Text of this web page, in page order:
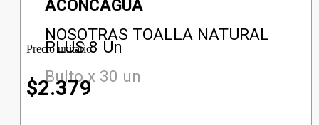
ACONCAGUA
NOSOTRAS TOALLA NATURAL
PLUS 8 Un
Bulto x 30 un
Precio unitario
$2.379